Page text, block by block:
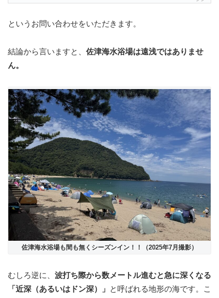
というお問い合わせをいただきます。
結論から言いますと、 佐津海水浴場は遠浅ではありませ
ん。
佐津海水浴場も間も無くシーズンイン！！（2025年7月撮影）
むしろ逆に、 波打ち際から数メートル進むと急に深くなる
「近深（あるいはドン深）」
と呼ばれる地形の海です。こ